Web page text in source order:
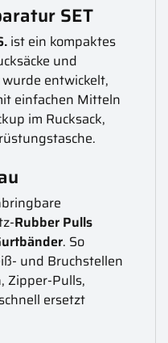
SET
ist ein kompaktes
und
entwickelt,
einfachen Mitteln
im Rucksack,
Rubber Pulls
. So
und Bruchstellen
Zipper-Pulls,
ersetzt